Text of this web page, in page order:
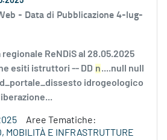
- Data di Pubblicazione 4-lug-
ReNDiS al 28.05.2025
esiti istruttori -- DD n....null null
idrogeologico
Aree Tematiche:
MOBILITÀ E INFRASTRUTTURE